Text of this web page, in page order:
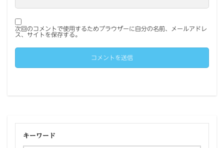
次回のコメントで使用するためブラウザーに自分の名前、メールアドレ
ス、サイトを保存する。
キーワード